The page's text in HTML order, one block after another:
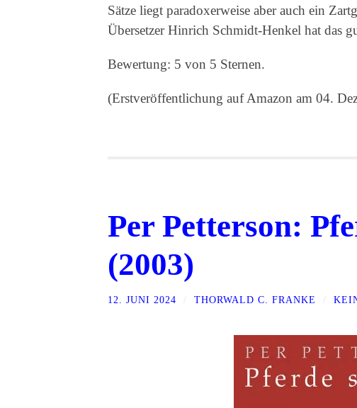
Sätze liegt paradoxerweise aber auch ein
Übersetzer Hinrich Schmidt-Henkel hat das
Bewertung: 5 von 5 Sternen.
(Erstveröffentlichung auf Amazon am 04.
Per Petterson:
(2003)
12. JUNI 2024 / THORWALD C. FRANKE /